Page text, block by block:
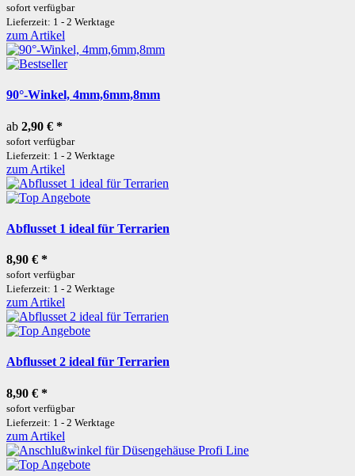
sofort verfügbar
Lieferzeit: 1 - 2 Werktage
zum Artikel
90°-Winkel, 4mm,6mm,8mm
ab 2,90 € *
sofort verfügbar
Lieferzeit: 1 - 2 Werktage
zum Artikel
Abflusset 1 ideal für Terrarien
8,90 € *
sofort verfügbar
Lieferzeit: 1 - 2 Werktage
zum Artikel
Abflusset 2 ideal für Terrarien
8,90 € *
sofort verfügbar
Lieferzeit: 1 - 2 Werktage
zum Artikel